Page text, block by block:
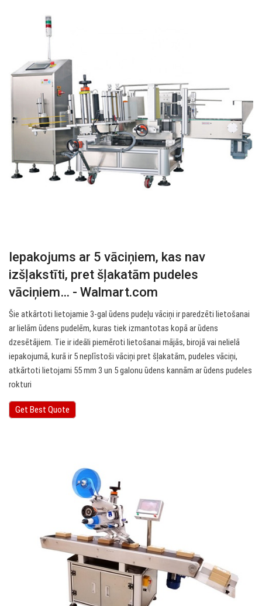
Iepakojums ar 5 vāciņiem, kas nav
izšļakstīti, pret šļakatām pudeles
vāciņiem… - Walmart.com
Šie atkārtoti lietojamie 3-gal ūdens pudeļu vāciņi ir paredzēti lietošanai
ar lielām ūdens pudelēm, kuras tiek izmantotas kopā ar ūdens
dzesētājiem. Tie ir ideāli piemēroti lietošanai mājās, birojā vai nelielā
iepakojumā, kurā ir 5 neplīstoši vāciņi pret šļakatām, pudeles vāciņi,
atkārtoti lietojami 55 mm 3 un 5 galonu ūdens kannām ar ūdens pudeles
rokturi
Get Best Quote